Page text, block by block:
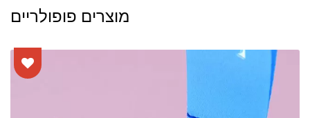
מוצרים פופולריים